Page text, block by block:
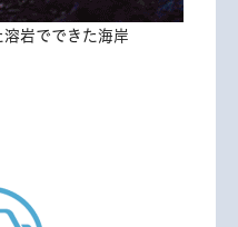
岩でできた海岸